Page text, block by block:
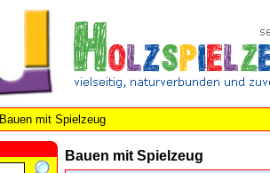
Bauen mit Spielzeug
Bauen mit Spielzeug